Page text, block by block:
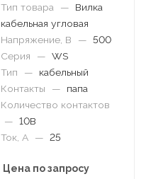
Тип товара —
Вилка
кабельная угловая
Напряжение, В
— 500
Серия
— WS
Тип
—
кабельный
Контакты
—
папа
Количество контактов
— 10B
Ток, А
— 25
Цена по запросу